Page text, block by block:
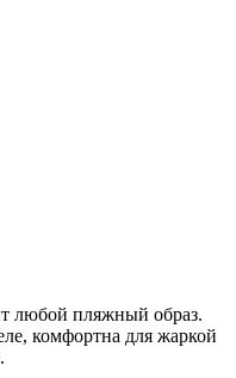
любой пляжный образ.
комфортна для жаркой